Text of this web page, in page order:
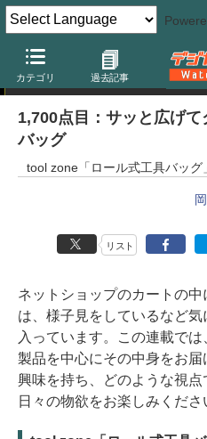
カテゴリ 過去記事
岡嶋和幸の「あとで買う」
1,700点目：サッと広げ
バッグ
tool zone「ロール式工具バッグ」
リスト
ネットショップのカートの
は、様子見をしているなど
入っています。この連載で
製品を中心にその中身をお
興味を持ち、どのような視点
日々の物欲をお楽しみくださ